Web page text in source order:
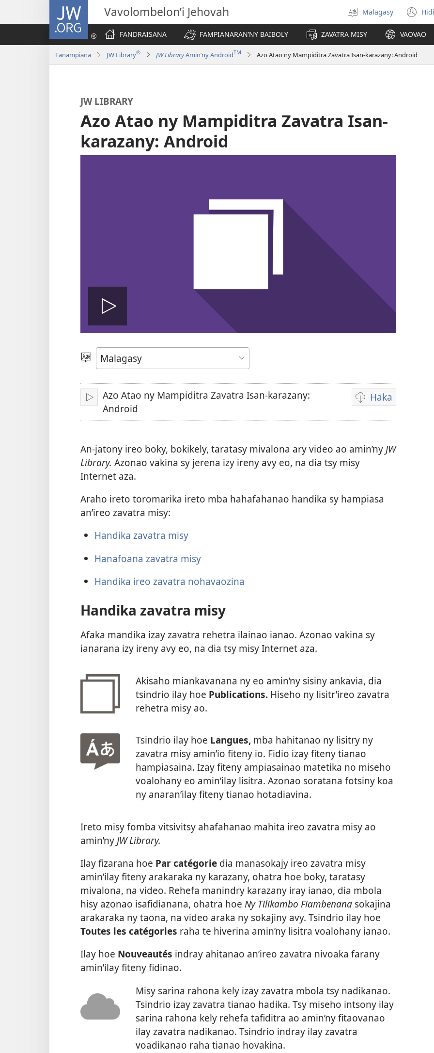
JW.ORG Vavolombelon’i Jehovah
Hifidy
fiteny
Malagasy
FANDRAISANA
FAMPIANARAN’NY BAIBOLY ZAVATRA MISY VAOVAO
Fanampiana JW Library® JW LibraryAmin’ny AndroidTM Azo Atao ny Mampiditra Zavatra Isan-karazany: Android
JW LIBRARY
Azo Atao ny Mampiditra Zavatra Isan-
karazany: Android
Handefa
video
Hifidy
Fiteny
Handefa
Azo Atao ny Mampiditra Zavatra Isan-karazany:
Android
Haka
Fandikana
An-jatony ireo boky, bokikely, taratasy mivalona ary video ao amin’ny JW
Library. Azonao vakina sy jerena izy ireny avy eo, na dia tsy misy
Internet aza.
Araho ireto toromarika ireto mba hahafahanao handika sy hampiasa
an’ireo zavatra misy:
Handika zavatra misy
Hanafoana zavatra misy
Handika ireo zavatra nohavaozina
Handika zavatra misy
Afaka mandika izay zavatra rehetra ilainao ianao. Azonao vakina sy
ianarana izy ireny avy eo, na dia tsy misy Internet aza.
Akisaho miankavanana ny eo amin’ny sisiny ankavia, dia
tsindrio ilay hoe Publications.Hiseho ny lisitr’ireo zavatra
rehetra misy ao.
Tsindrio ilay hoe Langues,mba hahitanao ny lisitry ny
zavatra misy amin’io fiteny io. Fidio izay fiteny tianao
hampiasaina. Izay fiteny ampiasainao matetika no miseho
voalohany eo amin’ilay lisitra. Azonao soratana fotsiny koa
ny anaran’ilay fiteny tianao hotadiavina.
Ireto misy fomba vitsivitsy ahafahanao mahita ireo zavatra misy ao
amin’ny JW Library.
Ilay fizarana hoe Par catégorie dia manasokajy ireo zavatra misy
amin’ilay fiteny arakaraka ny karazany, ohatra hoe boky, taratasy
mivalona, na video. Rehefa manindry karazany iray ianao, dia mbola
hisy azonao isafidianana, ohatra hoe Ny Tilikambo Fiambenana sokajina
arakaraka ny taona, na video araka ny sokajiny avy. Tsindrio ilay hoe
Toutes les catégories raha te hiverina amin’ny lisitra voalohany ianao.
Ilay hoe Nouveautés indray ahitanao an’ireo zavatra nivoaka farany
amin’ilay fiteny fidinao.
Misy sarina rahona kely izay zavatra mbola tsy nadikanao.
Tsindrio izay zavatra tianao hadika. Tsy miseho intsony ilay
sarina rahona kely rehefa tafiditra ao amin’ny fitaovanao
ilay zavatra nadikanao. Tsindrio indray ilay zavatra
voadikanao raha tianao hovakina.